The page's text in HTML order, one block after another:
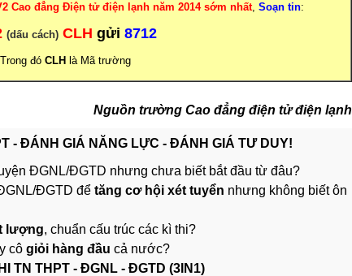
Cao đẳng Điện tử điện lạnh năm 2014 sớm nhất, Soạn tin:
(dấu cách)CLH gửi 8712
Trong đó CLH là Mã trường
Nguồn trường Cao đẳng điện tử điện lạnh
- ĐÁNH GIÁ NĂNG LỰC - ĐÁNH GIÁ TƯ DUY!
ĐGNL/ĐGTD nhưng chưa biết bắt đầu từ đâu?
ĐGTD để tăng cơ hội xét tuyển nhưng không biết ôn
lượng, chuẩn cấu trúc các kì thi?
cô giỏi hàng đầu cả nước?
TN THPT - ĐGNL - ĐGTD (3IN1)